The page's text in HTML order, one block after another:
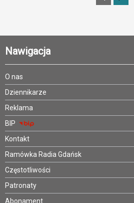
Nawigacja
O nas
Dziennikarze
Reklama
BIP
Kontakt
Ramówka Radia Gdańsk
Częstotliwości
Patronaty
Abonament